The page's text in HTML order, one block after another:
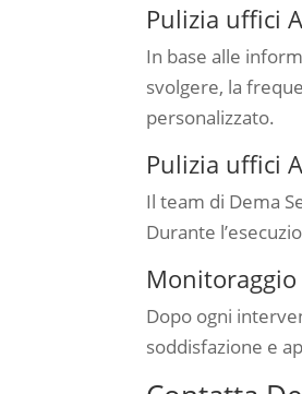
Pulizia uffici
In base alle
svolgere, la
personalizzato.
Pulizia uffici
Il team di Dema
Durante
Dopo ogni
soddisfazione e